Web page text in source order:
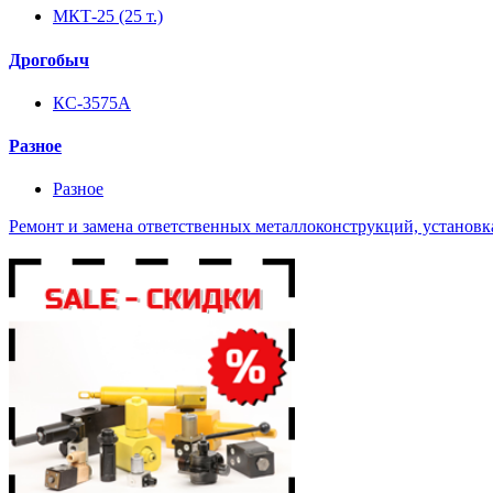
МКТ-25 (25 т.)
Дрогобыч
КС-3575А
Разное
Разное
Ремонт и замена ответственных металлоконструкций,